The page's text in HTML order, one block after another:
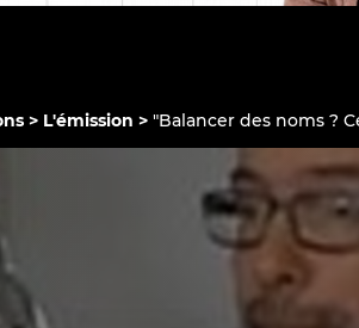
L'équipe
L'émission "Balancer des noms ?